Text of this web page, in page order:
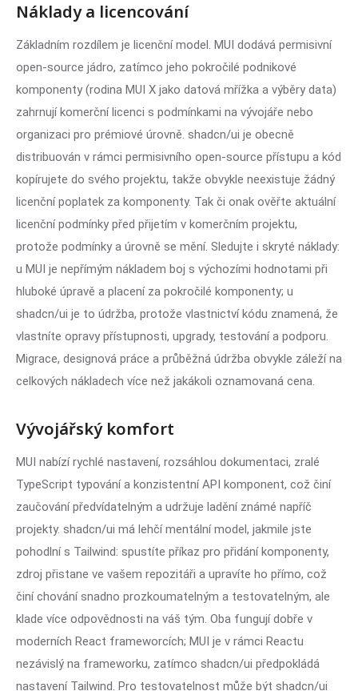
Náklady a licencování
Základním rozdílem je licenční model. MUI dodává permisivní
open-source jádro, zatímco jeho pokročilé podnikové
komponenty (rodina MUI X jako datová mřížka a výběry data)
zahrnují komerční licenci s podmínkami na vývojáře nebo
organizaci pro prémiové úrovně. shadcn/ui je obecně
distribuován v rámci permisivního open-source přístupu a kód
kopírujete do svého projektu, takže obvykle neexistuje žádný
licenční poplatek za komponenty. Tak či onak ověřte aktuální
licenční podmínky před přijetím v komerčním projektu,
protože podmínky a úrovně se mění. Sledujte i skryté náklady:
u MUI je nepřímým nákladem boj s výchozími hodnotami při
hluboké úpravě a placení za pokročilé komponenty; u
shadcn/ui je to údržba, protože vlastnictví kódu znamená, že
vlastníte opravy přístupnosti, upgrady, testování a podporu.
Migrace, designová práce a průběžná údržba obvykle záleží na
celkových nákladech více než jakákoli oznamovaná cena.
Vývojářský komfort
MUI nabízí rychlé nastavení, rozsáhlou dokumentaci, zralé
TypeScript typování a konzistentní API komponent, což činí
zaučování předvídatelným a udržuje ladění známé napříč
projekty. shadcn/ui má lehčí mentální model, jakmile jste
pohodlní s Tailwind: spustíte příkaz pro přidání komponenty,
zdroj přistane ve vašem repozitáři a upravíte ho přímo, což
činí chování snadno prozkoumatelným a testovatelným, ale
klade více odpovědnosti na váš tým. Oba fungují dobře v
moderních React frameworcích; MUI je v rámci Reactu
nezávislý na frameworku, zatímco shadcn/ui předpokládá
nastavení Tailwind. Pro testovatelnost může být shadcn/ui